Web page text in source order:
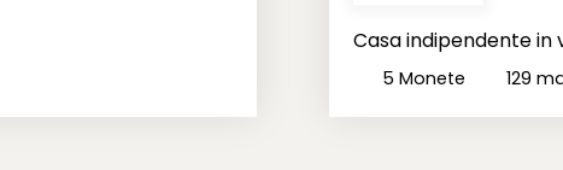
Casa indipendente in
5 Monete 129